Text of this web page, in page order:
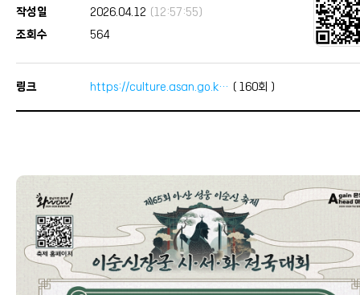
작성일
2026.04.12 (12:57:55)
조회수
564
링크 https://culture.asan.go.k… ( 160회 )